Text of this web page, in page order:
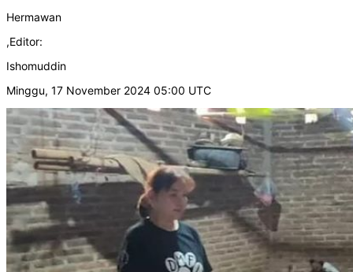
Hermawan
,Editor:
Ishomuddin
Minggu, 17 November 2024 05:00 UTC